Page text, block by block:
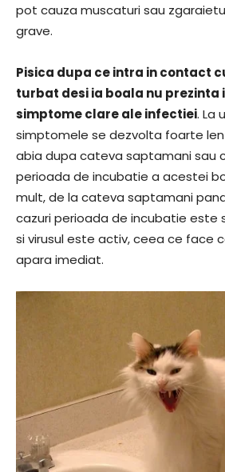
pot cauza muscaturi sau
grave.
Pisica dupa ce intra in contact
turbat desi ia boala nu prezinta
simptome clare ale infectiei. La
simptomele se dezvolta foarte
abia dupa cateva saptamani sau
perioada de incubatie a acestei
mult, de la cateva saptamani
cazuri perioada de incubatie este
si virusul este activ, ceea ce face
apara imediat.